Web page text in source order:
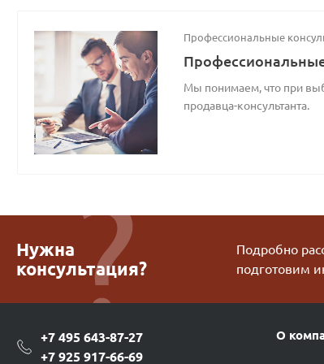
Профессиональные
Мы понимаем, что при
продавца-консультанта.
Нужна
консультация?
Подробно
подготовим
+7 495 643-87-27
+7 925 917-66-69
О